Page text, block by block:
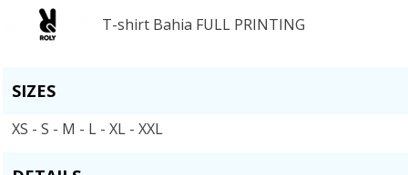
T-shirt Bahia FULL PRINTING
SIZES
XS - S - M - L - XL - XXL